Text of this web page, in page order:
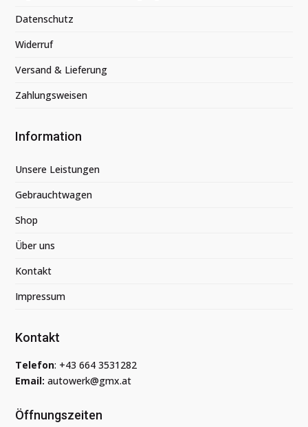
Datenschutz
Widerruf
Versand & Lieferung
Zahlungsweisen
Information
Unsere Leistungen
Gebrauchtwagen
Shop
Über uns
Kontakt
Impressum
Kontakt
Telefon: +43 664 3531282
Email: autowerk@gmx.at
Öffnungszeiten